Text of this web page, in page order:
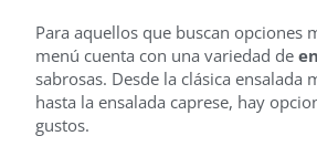
Para aquellos que buscan opciones
menú cuenta con una variedad de
sabrosas. Desde la clásica ensalada
hasta la ensalada caprese, hay
gustos.